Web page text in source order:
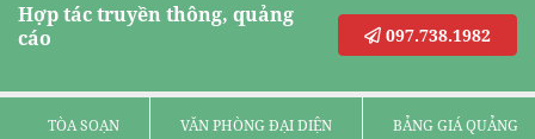
Hợp tác truyền thông, quảng
cáo
097.738.1982
TÒA SOẠN VĂN PHÒNG ĐẠI DIỆN BẢNG GIÁ QUẢNG